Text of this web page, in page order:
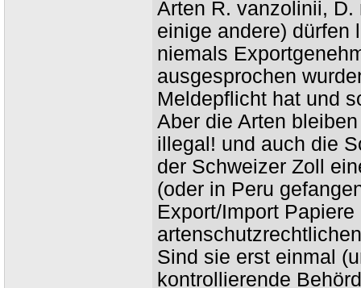
Arten R. vanzolinii,
einige andere) dürfen
niemals
ausgesprochen
Meldepflicht hat und
Aber die Arten
illegal! und auch die
der Schweizer Zoll
(oder in Peru
Export/Import
Sind sie erst einmal
kontrollierende